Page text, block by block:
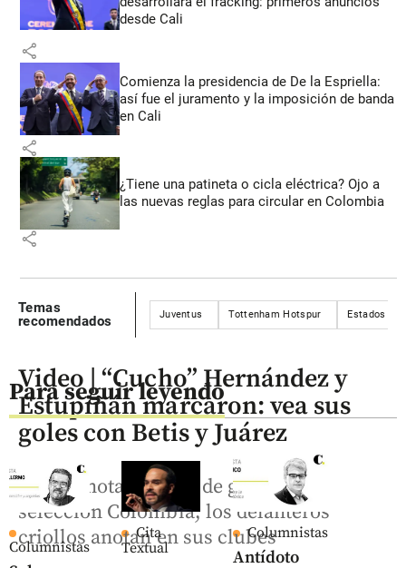
desde Cali
share
Comienza la presidencia de De la Espriella:
así fue el juramento y la imposición de banda
en Cali
share
¿Tiene una patineta o cicla eléctrica? Ojo a
las nuevas reglas para circular en Colombia
share
Temas
recomendados
Juventus Tottenham Hotspur Estados
Para seguir leyendo
Columnistas
Cita
Textual
Columnistas
Antídoto
Video | “Cucho” Hernández y
Estupiñán marcaron: vea sus
goles con Betis y Juárez
Ante la notable falta de gol en la
selección Colombia, los delanteros
criollos anotan en sus clubes